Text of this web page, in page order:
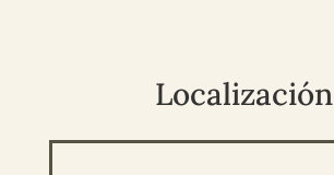
Localización